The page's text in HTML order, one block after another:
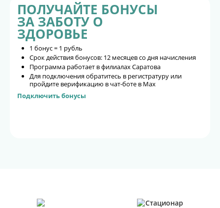
ПОЛУЧАЙТЕ БОНУСЫ
ЗА ЗАБОТУ О
ЗДОРОВЬЕ
1 бонус = 1 рубль
Срок действия бонусов: 12 месяцев со дня начисления
Программа работает в филиалах Саратова
Для подключения обратитесь в регистратуру или
пройдите верификацию в чат-боте в Max
Подключить бонусы